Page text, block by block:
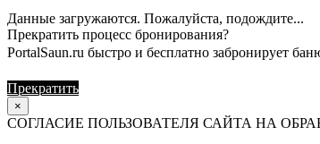
Данные загружаются. Пожалуйста, подождите...
Прекратить процесс бронирования?
PortalSaun.ru быстро и бесплатно забронирует
Прекратить
×
СОГЛАСИЕ ПОЛЬЗОВАТЕЛЯ САЙТА НА